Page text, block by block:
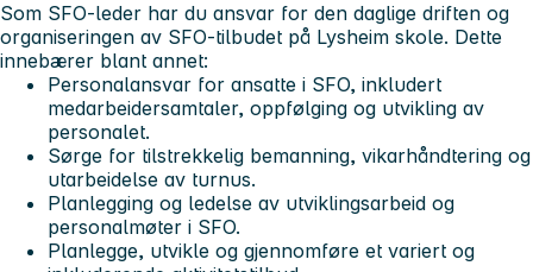
Som SFO-leder har du ansvar for den daglige driften og
organiseringen av SFO-tilbudet på Lysheim skole. Dette
innebærer blant annet:
Personalansvar for ansatte i SFO, inkludert
medarbeidersamtaler, oppfølging og utvikling av
personalet.
Sørge for tilstrekkelig bemanning, vikarhåndtering og
utarbeidelse av turnus.
Planlegging og ledelse av utviklingsarbeid og
personalmøter i SFO.
Planlegge, utvikle og gjennomføre et variert og